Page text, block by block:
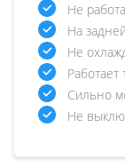
Не
На
Не
Работает
Сильно
Не